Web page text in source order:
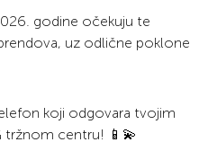
godine očekuju te
uz odlične poklone
koji odgovara tvojim
tržnom centru! 📱💫